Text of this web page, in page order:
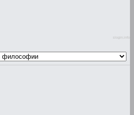
slogin.info